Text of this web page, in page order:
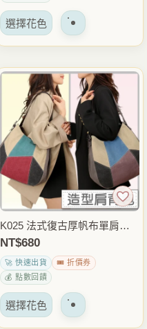
擇
選擇花色 該
有
多
種
變
體。
可
以
產
頁
上
擇
K025 法式復古厚帆布單肩包
大容量拼色肩背包 托特包 通
勤包
NT$680
🚀 快速出貨
🎟️ 折價券
💰 點數回饋
選擇花色 該